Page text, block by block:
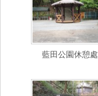
藍田公園休憩處